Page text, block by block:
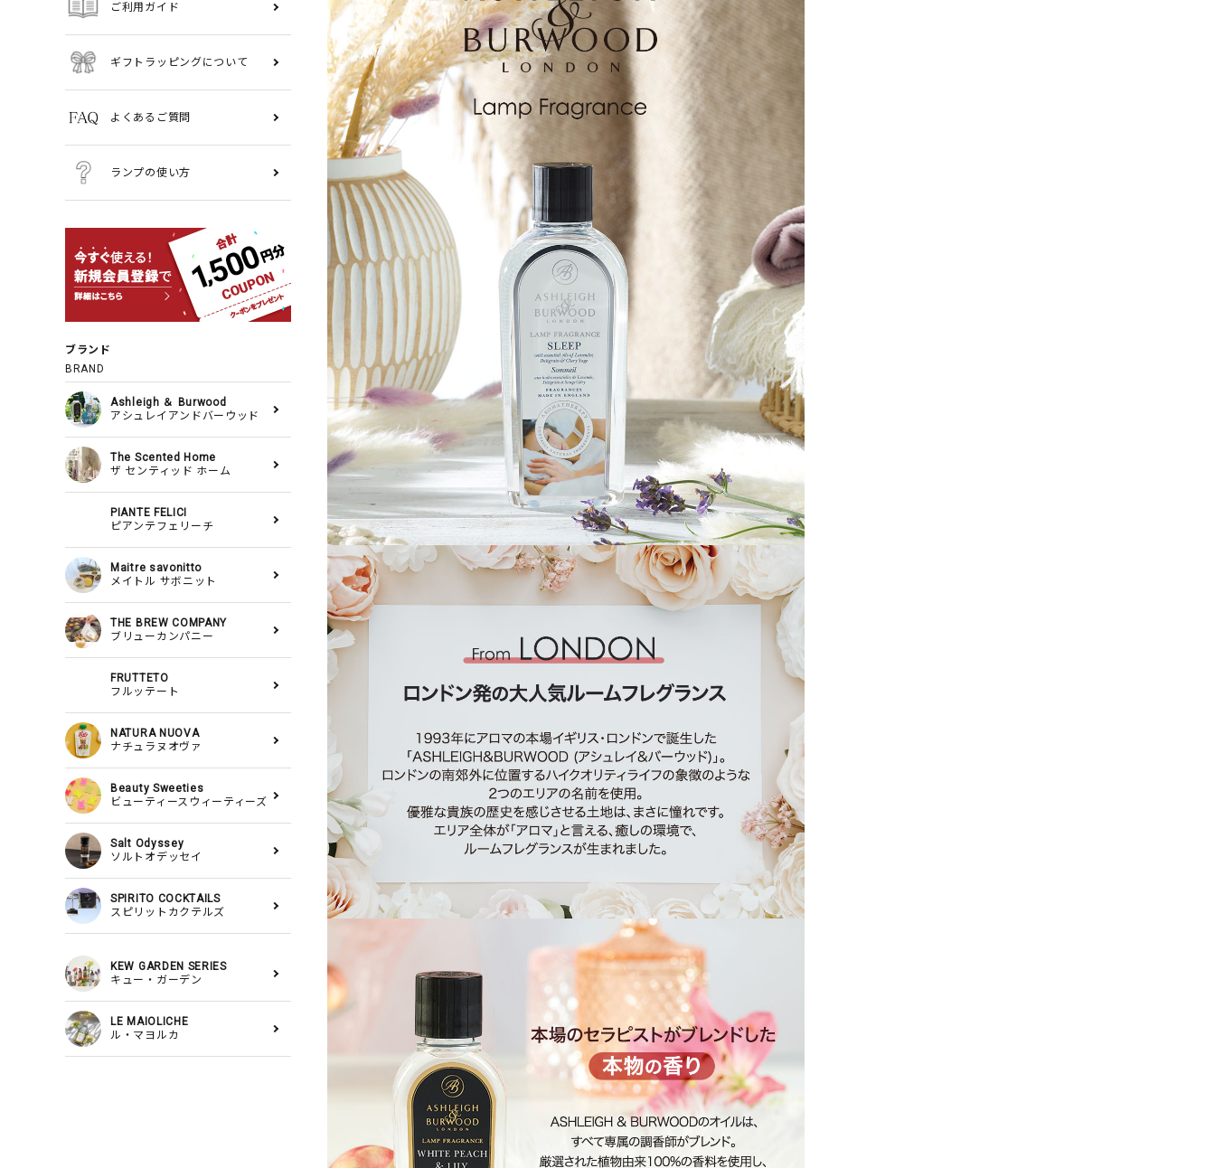
ご利用ガイド
ギフトラッピングについて
よくあるご質問
ランプの使い方
ブランド
BRAND
Ashleigh ＆ Burwood
アシュレイアンドバーウッド
The Scented Home
ザ センティッド ホーム
PIANTE FELICI
ピアンテフェリーチ
Maitre savonitto
メイトル サボニット
THE BREW COMPANY
ブリューカンパニー
FRUTTETO
フルッテート
NATURA NUOVA
ナチュラヌオヴァ
Beauty Sweeties
ビューティースウィーティーズ
Salt Odyssey
ソルトオデッセイ
SPIRITO COCKTAILS
スピリットカクテルズ
KEW GARDEN SERIES
キュー・ガーデン
LE MAIOLICHE
ル・マヨルカ